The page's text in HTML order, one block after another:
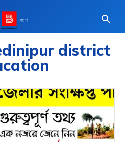
বাংলা
district